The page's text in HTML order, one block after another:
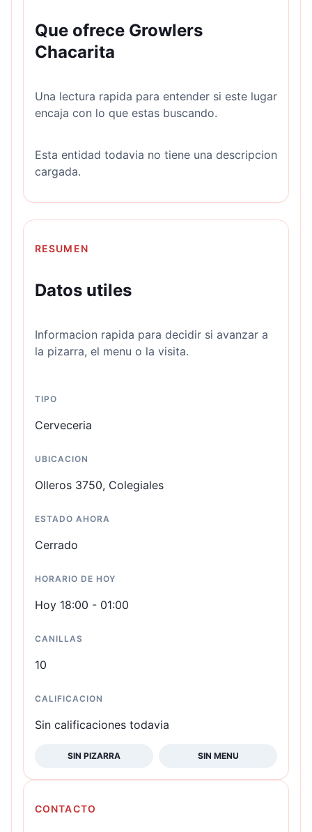
Que ofrece Growlers
Chacarita
Una lectura rapida para entender si este lugar
encaja con lo que estas buscando.
Esta entidad todavia no tiene una descripcion
cargada.
RESUMEN
Datos utiles
Informacion rapida para decidir si avanzar a
la pizarra, el menu o la visita.
TIPO
Cerveceria
UBICACION
Olleros 3750, Colegiales
ESTADO AHORA
Cerrado
HORARIO DE HOY
Hoy 18:00 - 01:00
CANILLAS
10
CALIFICACION
Sin calificaciones todavia
SIN PIZARRA SIN MENU
CONTACTO